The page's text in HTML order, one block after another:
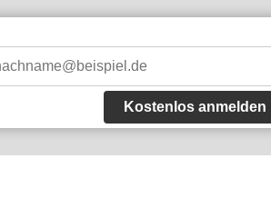
Kostenlos anmelden